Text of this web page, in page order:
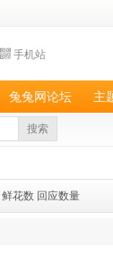
手机站
兔兔网论坛 主
搜索
鲜花数 回应数量